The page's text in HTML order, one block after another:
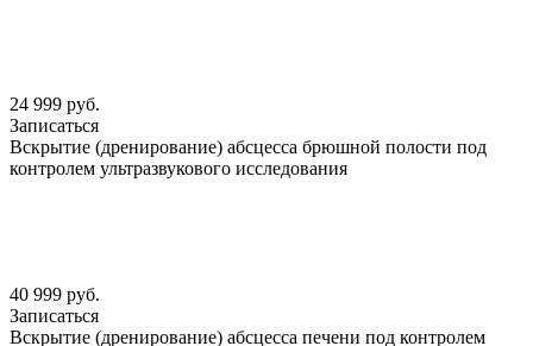
24 999 руб.
Записаться
Вскрытие (дренирование) абсцесса брюшной полости под
контролем ультразвукового исследования
40 999 руб.
Записаться
Вскрытие (дренирование) абсцесса печени под контролем